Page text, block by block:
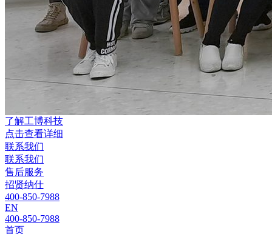
了解工博科技
点击查看详细
联系我们
联系我们
售后服务
招贤纳仕
400-850-7988
EN
400-850-7988
首页